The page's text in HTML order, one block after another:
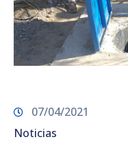
07/04/2021
Noticias